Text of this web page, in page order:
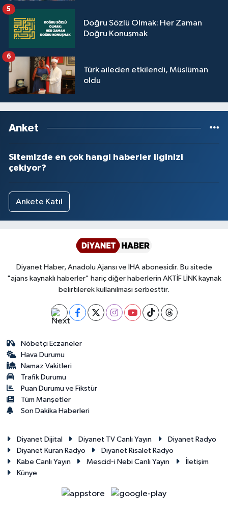
Doğru Sözlü Olmak: Her Zaman
Doğru Konuşmak
5
Türk aileden etkilendi, Müslüman
oldu
6
Anket
Sitemizde en çok hangi haberler ilginizi
çekiyor?
Ankete Katıl
Diyanet Haber, Anadolu Ajansı ve İHA abonesidir. Bu sitede
"ajans kaynaklı haberler" hariç diğer haberlerin AKTİF LİNK kaynak
belirtilerek kullanılması serbesttir.
Nöbetçi Eczaneler
Hava Durumu
Namaz Vakitleri
Trafik Durumu
Puan Durumu ve Fikstür
Tüm Manşetler
Son Dakika Haberleri
Diyanet Dijital Diyanet TV Canlı Yayın
Diyanet Radyo
Diyanet Kuran Radyo
Diyanet Risalet Radyo
Kabe Canlı Yayın
Mescid-i Nebi Canlı Yayın
İletişim
Künye
Uşak Müftülüğü
Yalova Müftülüğü
Zonguldak Müftülüğü